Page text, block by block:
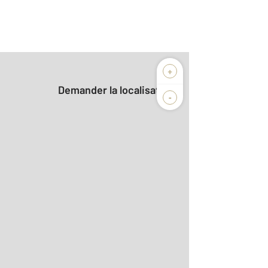
+
-
Demander la localisation